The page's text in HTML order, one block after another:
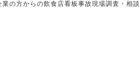
の方からの飲食店看板事故現場調査・相談